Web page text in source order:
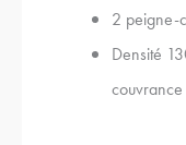
2 peigne-
Densité